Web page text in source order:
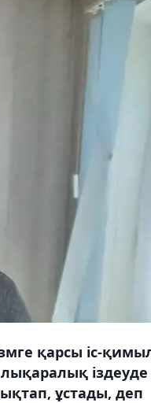
қарсы іс-
іздеуде
ұстады, деп